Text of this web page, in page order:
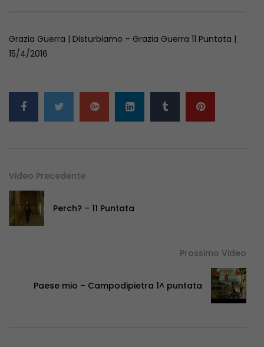
Grazia Guerra | Disturbiamo – Grazia Guerra 11 Puntata |
15/4/2016
Video Precedente
Perch? – 11 Puntata
Prossimo Video
Paese mio – Campodipietra 1^ puntata